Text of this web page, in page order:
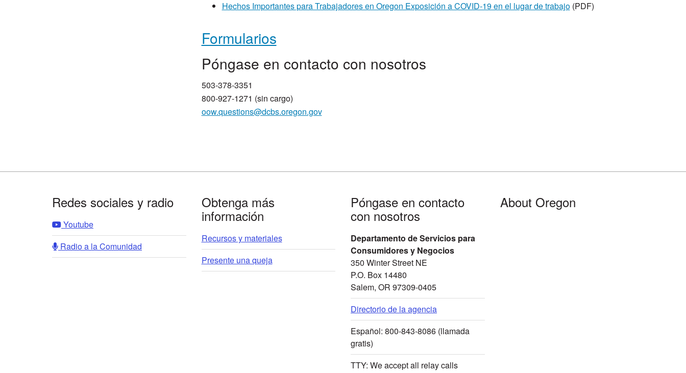
Hechos Importantes para Trabajadores en Oregon Exposición a COVID-19 en el lugar de trabajo(PDF)
Formularios
​Póngase en contacto con nosotros
503-378-3351
800-927-1271 (sin cargo)
oow.questions@dcbs.oregon.gov
Redes sociales y radio
Youtube
Radio a la Comunidad
Obtenga más
información
Recursos y materiales
Presente una queja
Póngase en contacto
con nosotros
Departamento de Servicios para
Consumidores y Negocios
350 Winter Street NE
P.O. Box 14480
Salem, OR 97309-0405
Directorio de la agencia
Español: 800-843-8086 (llamada
gratis)
TTY: We accept all relay calls
About Oregon